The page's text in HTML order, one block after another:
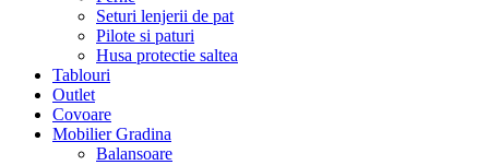
Seturi lenjerii de pat
Pilote si paturi
Husa protectie saltea
Tablouri
Outlet
Covoare
Mobilier Gradina
Balansoare